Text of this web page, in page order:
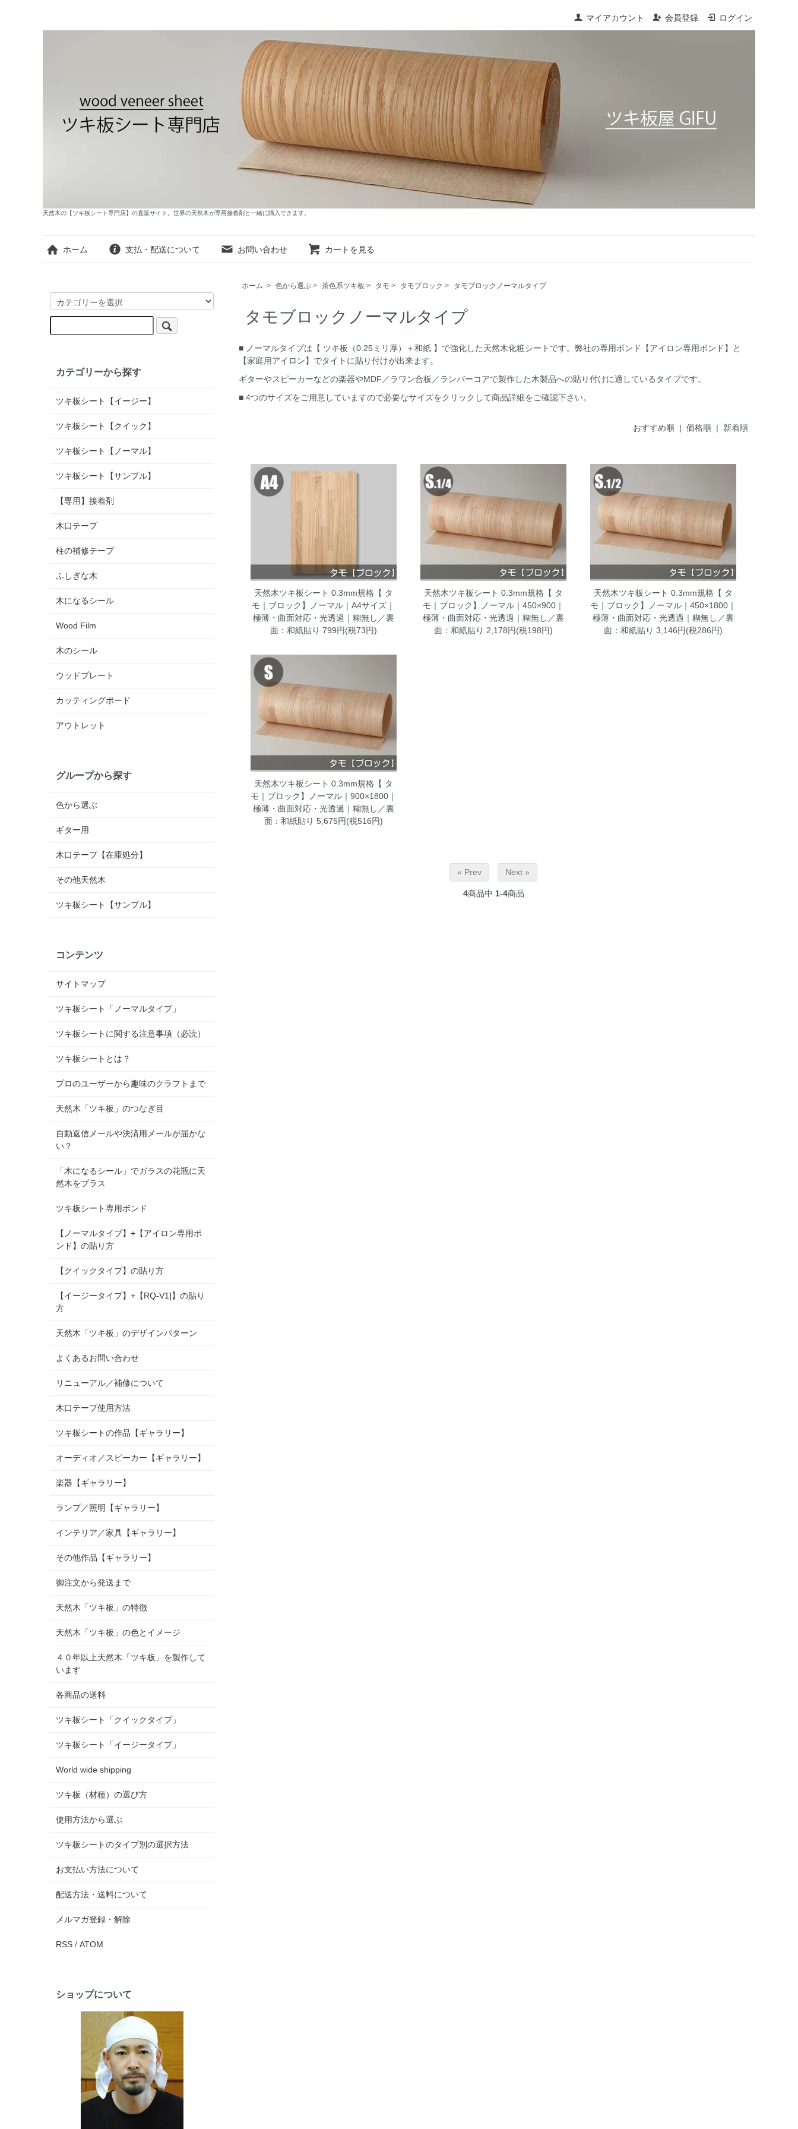
マイアカウント 会員登録 ログイン
天然木の【ツキ板シート専門店】の直販サイト。世界の天然木が専用接着剤と一緒に購入できます。
ホーム 支払・配送について お問い合わせ カートを見る
ホーム > 色から選ぶ > 茶色系ツキ板 > タモ > タモブロック > タモブロックノーマルタイプ
タモブロックノーマルタイプ
■ ノーマルタイプは【 ツキ板（0.25ミリ厚）＋和紙 】で強化した天然木化粧シートです。弊社の専用ボンド【アイロン専用ボンド】と
【家庭用アイロン】でタイトに貼り付けが出来ます。
ギターやスピーカーなどの楽器やMDF／ラワン合板／ランバーコアで製作した木製品への貼り付けに適しているタイプです。
■ 4つのサイズをご用意していますので必要なサイズをクリックして商品詳細をご確認下さい。
おすすめ順 | 価格順 | 新着順
天然木ツキ板シート 0.3mm規格【 タ
モ｜ブロック】ノーマル｜A4サイズ｜
極薄・曲面対応・光透過｜糊無し／裏
面：和紙貼り 799円(税73円)
天然木ツキ板シート 0.3mm規格【 タ
モ｜ブロック】ノーマル｜450×900｜
極薄・曲面対応・光透過｜糊無し／裏
面：和紙貼り 2,178円(税198円)
天然木ツキ板シート 0.3mm規格【 タ
モ｜ブロック】ノーマル｜450×1800｜
極薄・曲面対応・光透過｜糊無し／裏
面：和紙貼り 3,146円(税286円)
天然木ツキ板シート 0.3mm規格【 タ
モ｜ブロック】ノーマル｜900×1800｜
極薄・曲面対応・光透過｜糊無し／裏
面：和紙貼り 5,675円(税516円)
« Prev Next »
4商品中 1-4商品
カテゴリーから探す
ツキ板シート【イージー】
ツキ板シート【クイック】
ツキ板シート【ノーマル】
ツキ板シート【サンプル】
【専用】接着剤
木口テープ
柱の補修テープ
ふしぎな木
木になるシール
Wood Film
木のシール
ウッドプレート
カッティングボード
アウトレット
グループから探す
色から選ぶ
ギター用
木口テープ【在庫処分】
その他天然木
ツキ板シート【サンプル】
コンテンツ
サイトマップ
ツキ板シート「ノーマルタイプ」
ツキ板シートに関する注意事項（必読）
ツキ板シートとは？
プロのユーザーから趣味のクラフトまで
天然木「ツキ板」のつなぎ目
自動返信メールや決済用メールが届かな
い？
「木になるシール」でガラスの花瓶に天
然木をプラス
ツキ板シート専用ボンド
【ノーマルタイプ】+【アイロン専用ボ
ンド】の貼り方
【クイックタイプ】の貼り方
【イージータイプ】+【RQ-V1]】の貼り
方
天然木「ツキ板」のデザインパターン
よくあるお問い合わせ
リニューアル／補修について
木口テープ使用方法
ツキ板シートの作品【ギャラリー】
オーディオ／スピーカー【ギャラリー】
楽器【ギャラリー】
ランプ／照明【ギャラリー】
インテリア／家具【ギャラリー】
その他作品【ギャラリー】
御注文から発送まで
天然木「ツキ板」の特徴
天然木「ツキ板」の色とイメージ
４０年以上天然木「ツキ板」を製作して
います
各商品の送料
ツキ板シート「クイックタイプ」
ツキ板シート「イージータイプ」
World wide shipping
ツキ板（材種）の選び方
使用方法から選ぶ
ツキ板シートのタイプ別の選択方法
お支払い方法について
配送方法・送料について
メルマガ登録・解除
RSS / ATOM
ショップについて